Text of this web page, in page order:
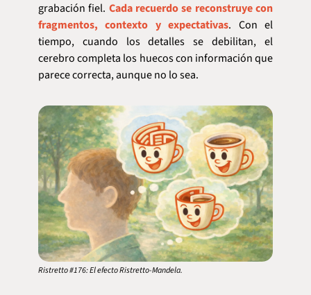
grabación fiel. Cada recuerdo se reconstruye con
fragmentos, contexto y expectativas. Con el
tiempo, cuando los detalles se debilitan, el
cerebro completa los huecos con información que
parece correcta, aunque no lo sea.
Ristretto #176: El efecto Ristretto-Mandela.